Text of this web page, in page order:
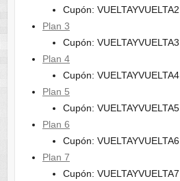
Cupón: VUELTAYVUELTA2
Plan 3
Cupón: VUELTAYVUELTA3
Plan 4
Cupón: VUELTAYVUELTA4
Plan 5
Cupón: VUELTAYVUELTA5
Plan 6
Cupón: VUELTAYVUELTA6
Plan 7
Cupón: VUELTAYVUELTA7